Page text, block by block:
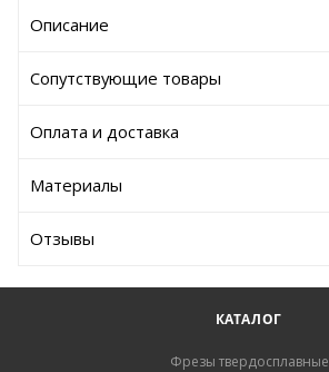
Описание
Сопутствующие товары
Оплата и доставка
Материалы
Отзывы
КАТАЛОГ
Фрезы твердосплавные